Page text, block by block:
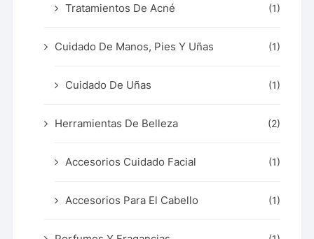
Tratamientos De Acné (1)
Cuidado De Manos, Pies Y Uñas (1)
Cuidado De Uñas (1)
Herramientas De Belleza (2)
Accesorios Cuidado Facial (1)
Accesorios Para El Cabello (1)